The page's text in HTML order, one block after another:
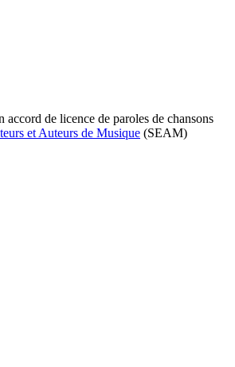
accord de licence de paroles de chansons
et Auteurs de Musique (SEAM)